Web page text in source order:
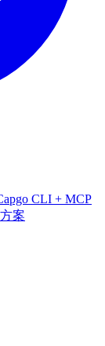
CLI + MCP
案